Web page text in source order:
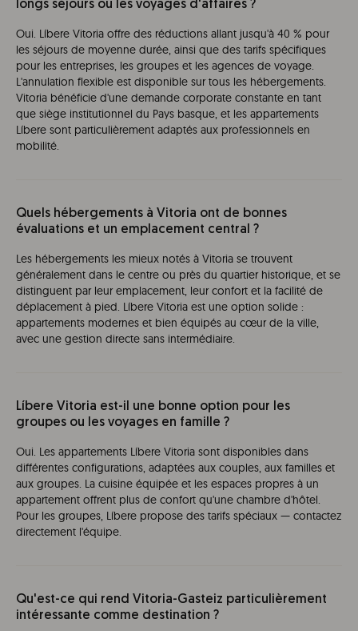
longs séjours ou les voyages d'affaires ?
Oui. Líbere Vitoria offre des réductions allant jusqu'à 40 % pour
les séjours de moyenne durée, ainsi que des tarifs spécifiques
pour les entreprises, les groupes et les agences de voyage.
L'annulation flexible est disponible sur tous les hébergements.
Vitoria bénéficie d'une demande corporate constante en tant
que siège institutionnel du Pays basque, et les appartements
Líbere sont particulièrement adaptés aux professionnels en
mobilité.
Quels hébergements à Vitoria ont de bonnes
évaluations et un emplacement central ?
Les hébergements les mieux notés à Vitoria se trouvent
généralement dans le centre ou près du quartier historique, et se
distinguent par leur emplacement, leur confort et la facilité de
déplacement à pied. Líbere Vitoria est une option solide :
appartements modernes et bien équipés au cœur de la ville,
avec une gestion directe sans intermédiaire.
Líbere Vitoria est-il une bonne option pour les
groupes ou les voyages en famille ?
Oui. Les appartements Líbere Vitoria sont disponibles dans
différentes configurations, adaptées aux couples, aux familles et
aux groupes. La cuisine équipée et les espaces propres à un
appartement offrent plus de confort qu'une chambre d'hôtel.
Pour les groupes, Líbere propose des tarifs spéciaux — contactez
directement l'équipe.
Qu'est-ce qui rend Vitoria-Gasteiz particulièrement
intéressante comme destination ?